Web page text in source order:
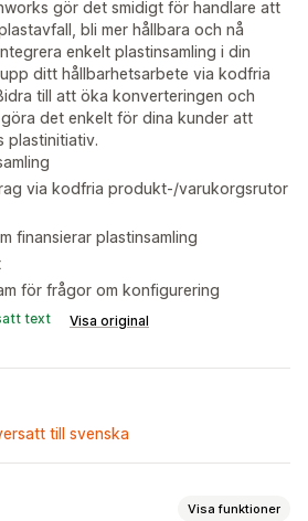
gör det smidigt för handlare att
bli mer hållbara och nå
enkelt plastinsamling i din
ditt hållbarhetsarbete via kodfria
till att öka konverteringen och
det enkelt för dina kunder att
plastinitiativ.
via kodfria produkt-/varukorgsrutor
finansierar plastinsamling
för frågor om konfigurering
text Visa original
till svenska
Visa funktioner